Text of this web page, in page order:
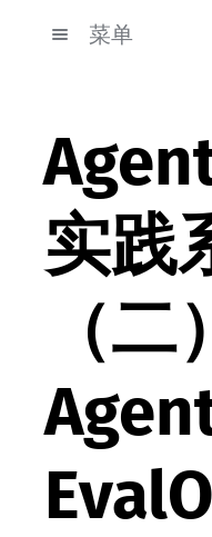
菜单
实践
（